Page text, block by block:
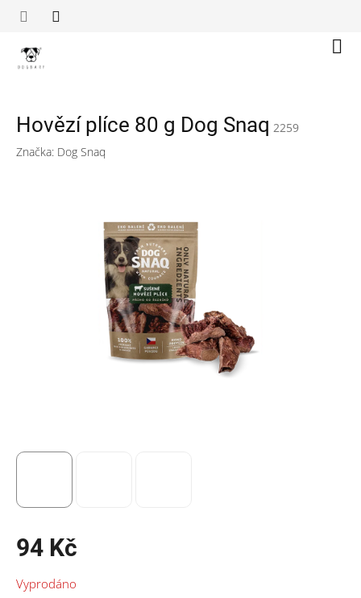
Hovězí plíce 80 g Dog Snaq 2259
Značka: Dog Snaq
94 Kč
cena:
Vyprodáno